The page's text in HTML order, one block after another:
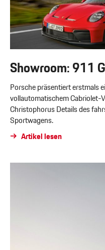
Showroom: 911
Porsche präsentiert erstmals
vollautomatischem Cabriolet-
Christophorus Details des
Sportwagens.
Artikel lesen